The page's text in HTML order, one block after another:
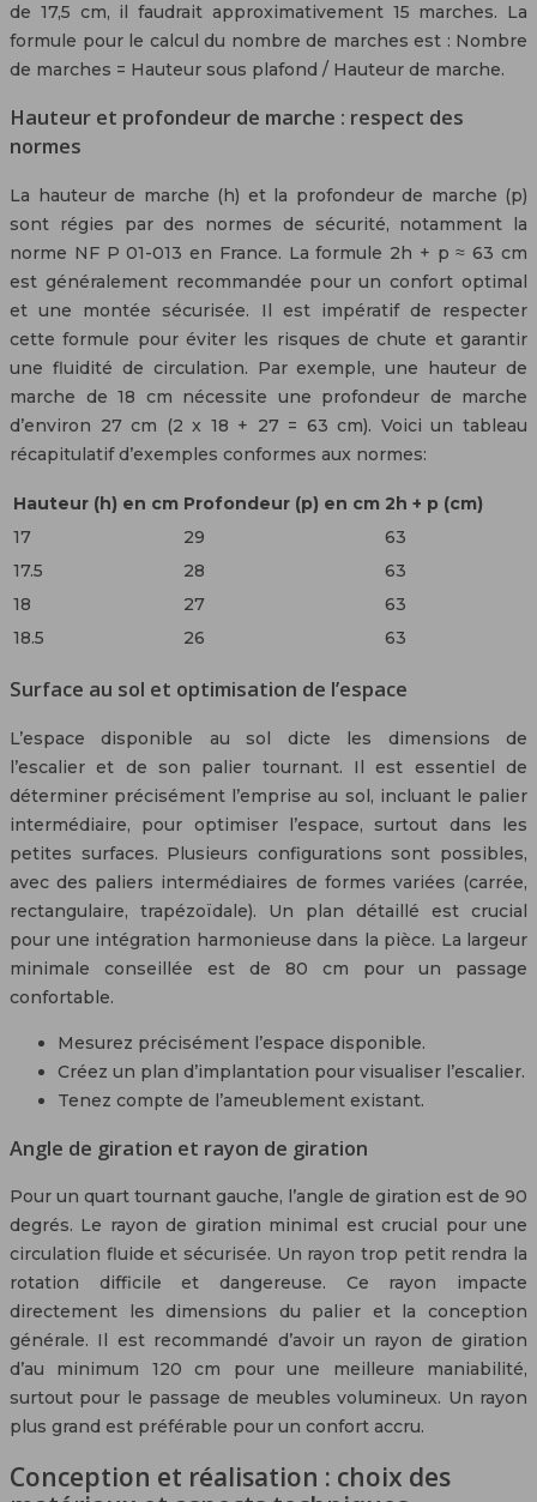
de 17,5 cm, il faudrait approximativement 15 marches. La
formule pour le calcul du nombre de marches est : Nombre
de marches = Hauteur sous plafond / Hauteur de marche.
Hauteur et profondeur de marche : respect des
normes
La hauteur de marche (h) et la profondeur de marche (p)
sont régies par des normes de sécurité, notamment la
norme NF P 01-013 en France. La formule 2h + p ≈ 63 cm
est généralement recommandée pour un confort optimal
et une montée sécurisée. Il est impératif de respecter
cette formule pour éviter les risques de chute et garantir
une fluidité de circulation. Par exemple, une hauteur de
marche de 18 cm nécessite une profondeur de marche
d’environ 27 cm (2 x 18 + 27 = 63 cm). Voici un tableau
récapitulatif d’exemples conformes aux normes:
Hauteur (h) en cm Profondeur (p) en cm 2h + p (cm)
17
29
63
17.5
28
63
18
27
63
18.5
26 63
Surface au sol et optimisation de l’espace
L’espace disponible au sol dicte les dimensions de
l’escalier et de son palier tournant. Il est essentiel de
déterminer précisément l’emprise au sol, incluant le palier
intermédiaire, pour optimiser l’espace, surtout dans les
petites surfaces. Plusieurs configurations sont possibles,
avec des paliers intermédiaires de formes variées (carrée,
rectangulaire, trapézoïdale). Un plan détaillé est crucial
pour une intégration harmonieuse dans la pièce. La largeur
minimale conseillée est de 80 cm pour un passage
confortable.
Mesurez précisément l’espace disponible.
Créez un plan d’implantation pour visualiser l’escalier.
Tenez compte de l’ameublement existant.
Angle de giration et rayon de giration
Pour un quart tournant gauche, l’angle de giration est de 90
degrés. Le rayon de giration minimal est crucial pour une
circulation fluide et sécurisée. Un rayon trop petit rendra la
rotation difficile et dangereuse. Ce rayon impacte
directement les dimensions du palier et la conception
générale. Il est recommandé d’avoir un rayon de giration
d’au minimum 120 cm pour une meilleure maniabilité,
surtout pour le passage de meubles volumineux. Un rayon
plus grand est préférable pour un confort accru.
Conception et réalisation : choix des